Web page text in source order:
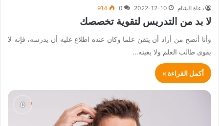
دعاة الشام 2022-12-10
0
914
لا بد من التدريس لتقوية تخصصك
وأنا أنصح من أراد أن يتقن علما وكان عنده اطلاع عليه أن يدرسه، فإنه لا
يقوى طالب العلم ولا يعينه…
أكمل القراءة »